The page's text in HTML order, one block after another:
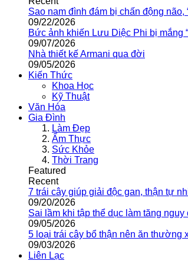
Sao nam đình đám bị chấn động não,
09/22/2026
Bức ảnh khiến Lưu Diệc Phi bị mắng
09/07/2026
Nhà thiết kế Armani qua đời
09/05/2026
Kiến Thức
Khoa Học
Kỹ Thuật
Văn Hóa
Gia Đình
Làm Đẹp
Ẩm Thực
Sức Khỏe
Thời Trang
Featured
Recent
7 trái cây giúp giải độc gan, thận tự
09/20/2026
Sai lầm khi tập thể dục làm tăng nguy
09/05/2026
5 loại trái cây bổ thận nên ăn thường
09/03/2026
Liên Lạc